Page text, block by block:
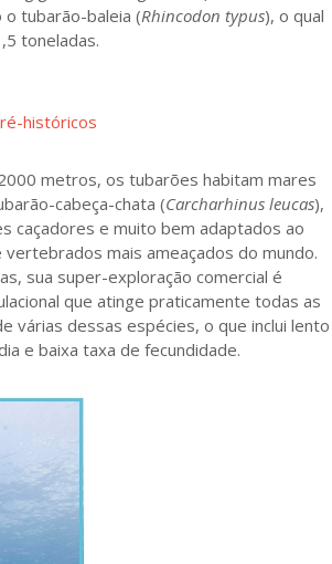
tubarão-baleia (Rhincodon typus), o qual
toneladas.
históricos
metros, os tubarões habitam mares
cabeça-chata (Carcharhinus leucas),
caçadores e muito bem adaptados ao
mais ameaçados do mundo.
sua super-exploração comercial é
que atinge praticamente todas as
várias dessas espécies, o que inclui lento
e baixa taxa de fecundidade.